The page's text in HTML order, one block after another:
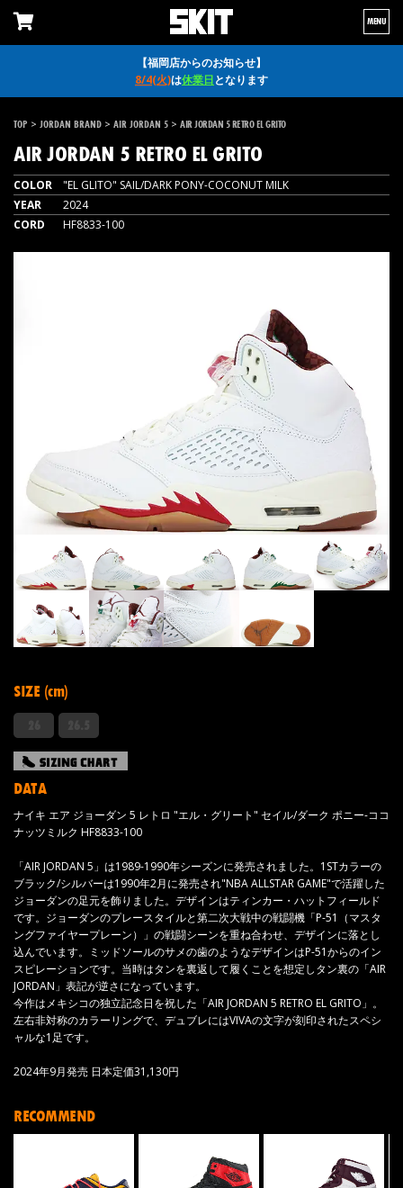
【福岡店からのお知らせ】
8/4(火)は休業日となります
MENU
TOP > JORDAN BRAND > AIR JORDAN 5 > AIR JORDAN 5 RETRO EL GRITO
AIR JORDAN 5 RETRO EL GRITO
COLOR
"EL GLITO" SAIL/DARK PONY-COCONUT MILK
YEAR
2024
CORD
HF8833-100
SIZE (cm)
DATA
ナイキ エア ジョーダン 5 レトロ "エル・グリート" セイル/ダーク ポニー-ココ
ナッツミルク HF8833-100
「AIR JORDAN 5」は1989-1990年シーズンに発売されました。1STカラーの
ブラック/シルバーは1990年2月に発売され"NBA ALLSTAR GAME"で活躍した
ジョーダンの足元を飾りました。デザインはティンカー・ハットフィールド
です。ジョーダンのプレースタイルと第二次大戦中の戦闘機「P-51（マスタ
ングファイヤープレーン）」の戦闘シーンを重ね合わせ、デザインに落とし
込んでいます。ミッドソールのサメの歯のようなデザインはP-51からのイン
スピレーションです。当時はタンを裏返して履くことを想定しタン裏の「AIR
JORDAN」表記が逆さになっています。
今作はメキシコの独立記念日を祝した「AIR JORDAN 5 RETRO EL GRITO」。
左右非対称のカラーリングで、デュブレにはVIVAの文字が刻印されたスペシ
ャルな1足です。
2024年9月発売 日本定価31,130円
RECOMMEND